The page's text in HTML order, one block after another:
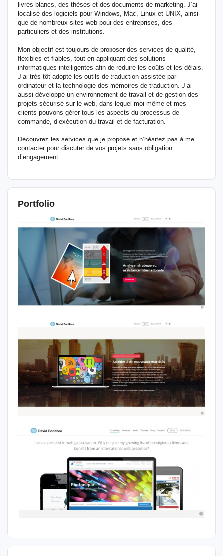
livres blancs, des thèses et des documents de marketing. J’ai
localisé des logiciels pour Windows, Mac, Linux et UNIX, ainsi
que de nombreux sites web pour des entreprises, des
particuliers et des institutions.
Mon objectif est toujours de proposer des services de qualité,
flexibles et fiables, tout en appliquant des solutions
informatiques intelligentes afin de réduire les coûts et les délais.
J’ai très tôt adopté les outils de traduction assistée par
ordinateur et la technologie des mémoires de traduction. J’ai
aussi développé un environnement de travail et de gestion des
projets sécurisé sur le web, dans lequel moi-même et mes
clients pouvons gérer tous les aspects du processus de
commande, d’exécution du travail et de facturation.
Découvrez les services que je propose et n’hésitez pas à me
contacter pour discuter de vos projets sans obligation
d’engagement.
Portfolio